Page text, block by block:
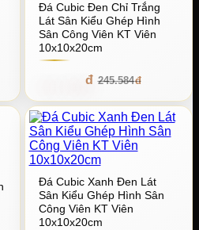
Đá Cubic Đen Chỉ Trắng
Lát Sân Kiểu Ghép Hình
Sân Công Viên KT Viên
10x10x20cm
245.584
Đá Cubic Xanh Đen Lát
Sân Kiểu Ghép Hình Sân
Công Viên KT Viên
10x10x20cm